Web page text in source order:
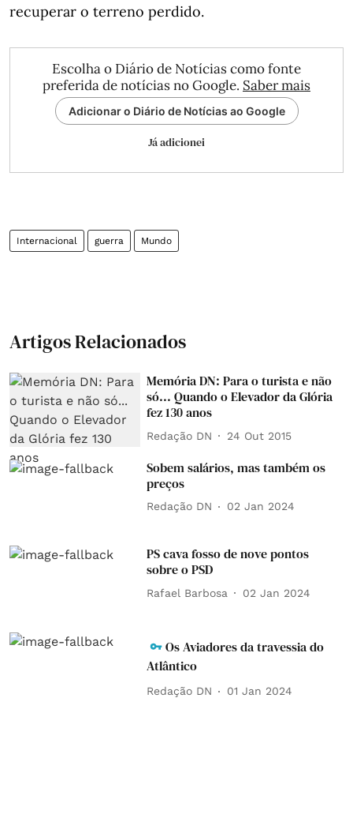
recuperar o terreno perdido.
Escolha o Diário de Notícias como fonte
preferida de notícias no Google. Saber mais
Adicionar o Diário de Notícias ao Google
Já adicionei
Internacional guerra Mundo
Artigos Relacionados
Memória DN: Para o turista e não
só... Quando o Elevador da Glória
fez 130 anos
Redação DN 24 Out 2015
Sobem salários, mas também os
preços
Redação DN 02 Jan 2024
PS cava fosso de nove pontos
sobre o PSD
Rafael Barbosa 02 Jan 2024
Os Aviadores da travessia do
Atlântico
Redação DN 01 Jan 2024